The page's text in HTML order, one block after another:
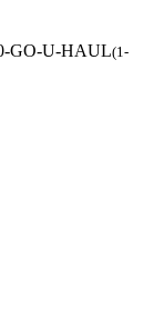
GO-U-HAUL(1-